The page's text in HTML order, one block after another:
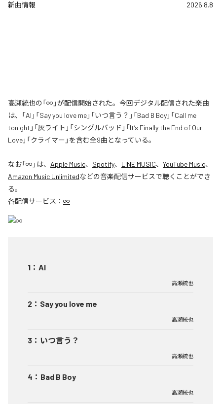
新曲情報 2026.8.8
高瀬統也の「∞」が配信開始された。今回デジタル配信された楽曲
は、「AI」「Say you love me」「いつ言う？」「Bad B Boy」「Call me
tonight」「灰ライト」「シングルバッド」「It’s Finally the End of Our
Love」「クライマー」を含む全9曲となっている。
なお「∞ 」は、 Apple Music、 Spotify、 LINE MUSIC、 YouTube Music、
Amazon Music Unlimitedなどの音楽配信サービスで聴くことができ
る。
各配信サービス： ∞
1 ： AI
高瀬統也
2 ： Say you love me
高瀬統也
3 ： いつ言う？
高瀬統也
4 ： Bad B Boy
高瀬統也